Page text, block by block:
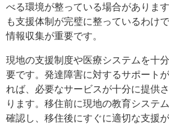
べる環境が整っている場合がありま
も支援体制が完璧に整っているわけ
情報収集が重要です。
現地の支援制度や医療システムを十
要です。発達障害に対するサポート
れば、必要なサービスが十分に提供
ります。移住前に現地の教育システ
確認し、移住後にすぐに適切な支援